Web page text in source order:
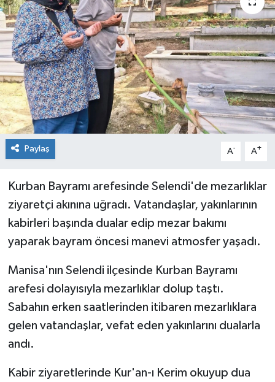
Paylaş A- A+
Kurban Bayramı arefesinde Selendi'de mezarlıklar
ziyaretçi akınına uğradı. Vatandaşlar, yakınlarının
kabirleri başında dualar edip mezar bakımı
yaparak bayram öncesi manevi atmosfer yaşadı.
Manisa'nın Selendi ilçesinde Kurban Bayramı
arefesi dolayısıyla mezarlıklar dolup taştı.
Sabahın erken saatlerinden itibaren mezarlıklara
gelen vatandaşlar, vefat eden yakınlarını dualarla
andı.
Kabir ziyaretlerinde Kur'an-ı Kerim okuyup dua